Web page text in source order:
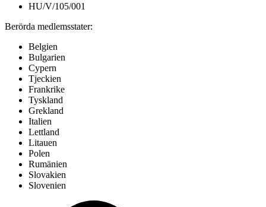
HU/V/105/001
Berörda medlemsstater:
Belgien
Bulgarien
Cypern
Tjeckien
Frankrike
Tyskland
Grekland
Italien
Lettland
Litauen
Polen
Rumänien
Slovakien
Slovenien